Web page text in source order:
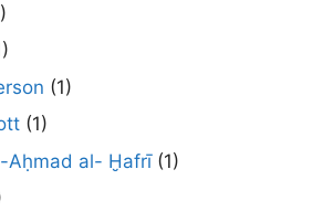
(1)
(1)
Aḥmad al- Ḫafrī(1)